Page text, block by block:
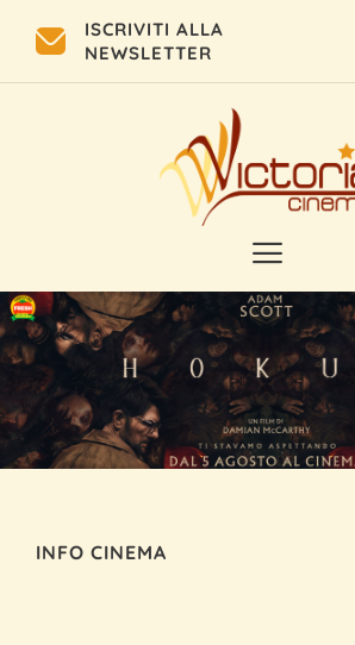
ISCRIVITI ALLA
NEWSLETTER
INFO CINEMA